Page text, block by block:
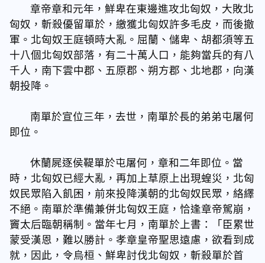
章帝章和元年，鮮卑在東邊進攻北匈奴，大敗北
匈奴，斬殺優留單於，繳獲北匈奴許多毛皮，而後撤
軍。北匈奴王庭頓時大亂。屈蘭、儲卑、胡都須等五
十八個北匈奴部落，有二十萬人口，能夠當兵的有八
千人，南下雲中郡、五原郡、朔方郡、北地郡，向漢
朝投降。
南單於宣位三年，去世，南單於長的弟弟屯屠何
即位。
休蘭屍逐侯鞮單於屯屠何，章和二年即位。當
時，北匈奴已經大亂，再加上草原上出現蝗災，北匈
奴民眾陷入飢困，前來投​​降漢朝的北匈奴民眾，絡繹
不絕。南單於準備兼併北匈奴王庭，恰逢章帝駕崩，
竇太后臨朝稱制。當年七月，南單於上書：「臣累世
蒙受漢恩，難以勝計。孝章皇帝聖思遠慮，欲看到成
就，因此，令烏桓、鮮卑討伐北匈奴，斬殺單於首